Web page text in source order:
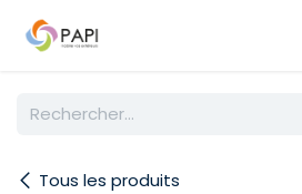
Tous les produits